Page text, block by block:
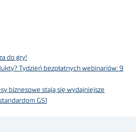
do gry!
Tydzień bezpłatnych webinariów: 9
biznesowe stają się wydajniejsze
GS1